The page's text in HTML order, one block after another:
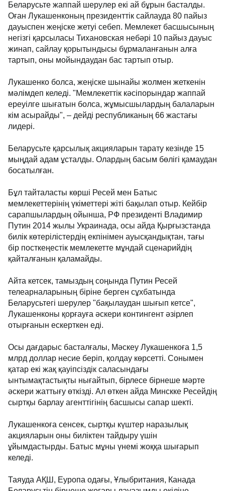
Беларусьте жаппай шерулер екі ай бұрын басталды.
Оған Лукашенконың президенттік сайлауда 80 пайыз
дауыспен жеңіске жетуі себеп. Мемлекет басшысының
негізгі қарсыласы Тихановская небәрі 10 пайыз дауыс
жинап, сайлау қорытындысы бұрмаланғанын алға
тартып, оны мойындаудан бас тартып отыр.
Лукашенко болса, жеңіске шынайы жолмен жеткенін
мәлімдеп келеді. "Мемлекеттік кәсіпорындар жаппай
ереуілге шығатын болса, жұмысшылардың балаларын
кім асырайды", – дейді республиканың 66 жастағы
лидері.
Беларусьте қарсылық акцияларын тарату кезінде 15
мыңдай адам ұсталды. Олардың басым бөлігі қамаудан
босатылған.
Бұл тайталасты көрші Ресей мен Батыс
мемлекеттерінің үкіметтері жіті бақылап отыр. Кейбір
сарапшылардың ойынша, РФ президенті Владимир
Путин 2014 жылы Украинада, осы айда Қырғызстанда
билік көтерілістердің екпінімен ауысқандықтан, тағы
бір посткеңестік мемлекетте мұндай сценарийдің
қайталғанын қаламайды.
Айта кетсек, тамыздың соңында Путин Ресей
телеарналарының біріне берген сұхбатында
Беларусьтегі шерулер "бақылаудан шығып кетсе",
Лукашенконы қорғауға әскери контингент әзірлеп
отырғанын ескерткен еді.
Осы дағдарыс басталғалы, Мәскеу Лукашенкоға 1,5
млрд доллар несие беріп, қолдау көрсетті. Сонымен
қатар екі жақ қауіпсіздік саласындағы
ынтымақтастықты нығайтып, бірлесе бірнеше мәрте
әскери жаттығу өткізді. Ал өткен айда Минскке Ресейдің
сыртқы барлау агенттігінің басшысы сапар шекті.
Лукашенкоға сенсек, сыртқы күштер наразылық
акцияларын оны биліктен тайдыру үшін
ұйымдастырды. Батыс мұны үнемі жоққа шығарып
келеді.
Таяуда АҚШ, Еуропа одағы, Ұлыбритания, Канада